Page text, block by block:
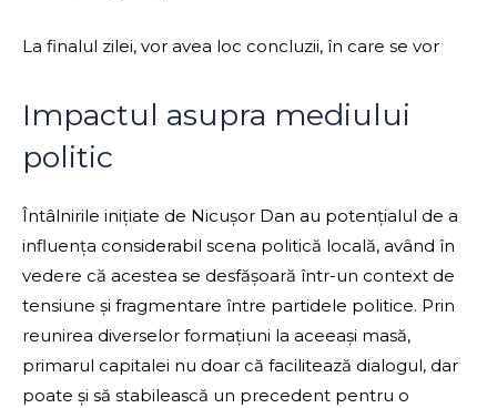
La finalul zilei, vor avea loc concluzii, în care se vor
Impactul asupra mediului
politic
Întâlnirile inițiate de Nicușor Dan au potențialul de a
influența considerabil scena politică locală, având în
vedere că acestea se desfășoară într-un context de
tensiune și fragmentare între partidele politice. Prin
reunirea diverselor formațiuni la aceeași masă,
primarul capitalei nu doar că facilitează dialogul, dar
poate și să stabilească un precedent pentru o